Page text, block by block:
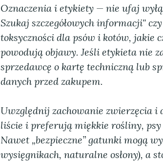
Oznaczenia i etykiety — nie ufaj
Szukaj szczegółowych informacji"
toksyczności dla psów i kotów, jakie
powodują objawy. Jeśli etykieta nie
sprzedawcę o kartę techniczną lub
danych przed zakupem.
Uwzględnij zachowanie zwierzęcia i
liście i preferują miękkie rośliny, psy
Nawet „bezpieczne” gatunki mogą
wysięgnikach, naturalne osłony), a